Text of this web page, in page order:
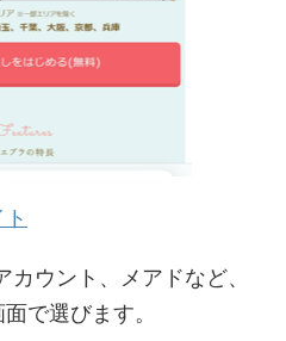
ウント、メアドなど、
で選びます。